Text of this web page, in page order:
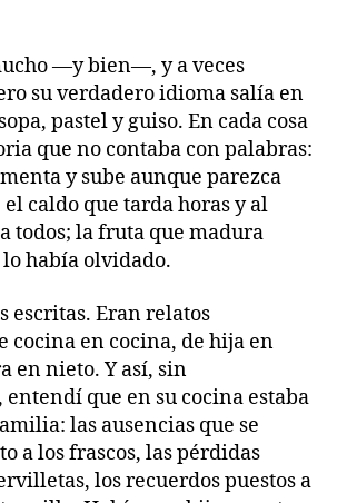
—y bien—, y a veces
su verdadero idioma salía en
pastel y guiso. En cada cosa
que no contaba con palabras:
y sube aunque parezca
caldo que tarda horas y al
todos; la fruta que madura
había olvidado.
escritas. Eran relatos
cocina en cocina, de hija en
en nieto. Y así, sin
que en su cocina estaba
las ausencias que se
a los frascos, las pérdidas
los recuerdos puestos a